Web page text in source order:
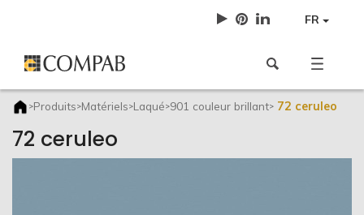
FR
>Produits>Matériels>Laqué>901 couleur brillant> 72 ceruleo
72 ceruleo